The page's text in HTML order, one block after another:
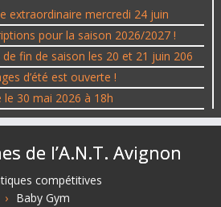
extraordinaire mercredi 24 juin
pour la saison 2026/2027 !
fin de saison les 20 et 21 juin 206
d’été est ouverte !
le 30 mai 2026 à 18h
de l’A.N.T. Avignon
compétitives
Baby Gym